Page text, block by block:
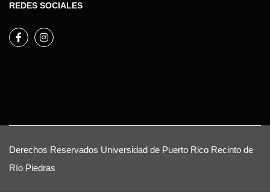
REDES SOCIALES
Derechos Reservados Universidad de Puerto Rico Recinto de
Río Piedras